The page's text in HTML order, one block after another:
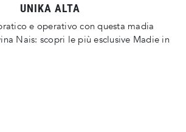
UNIKA ALTA
e operativo con questa madia
Nais: scopri le più esclusive Madie in